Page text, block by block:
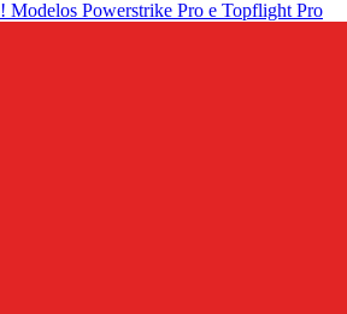
! Modelos Powerstrike Pro e Topflight Pro